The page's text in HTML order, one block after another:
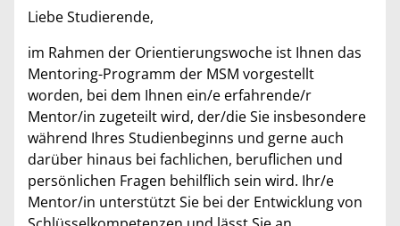
Liebe Studierende,
im Rahmen der Orientierungswoche ist Ihnen das
Mentoring-Programm der MSM vorgestellt
worden, bei dem Ihnen ein/e erfahrende/r
Mentor/in zugeteilt wird, der/die Sie insbesondere
während Ihres Studienbeginns und gerne auch
darüber hinaus bei fachlichen, beruflichen und
persönlichen Fragen behilflich sein wird. Ihr/e
Mentor/in unterstützt Sie bei der Entwicklung von